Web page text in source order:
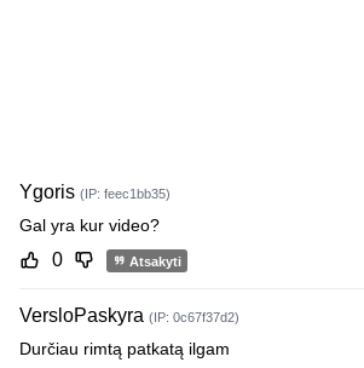
Ygoris (IP: feec1bb35)
Gal yra kur video?
0 Atsakyti
VersloPaskyra (IP: 0c67f37d2)
Durčiau rimtą patkatą ilgam